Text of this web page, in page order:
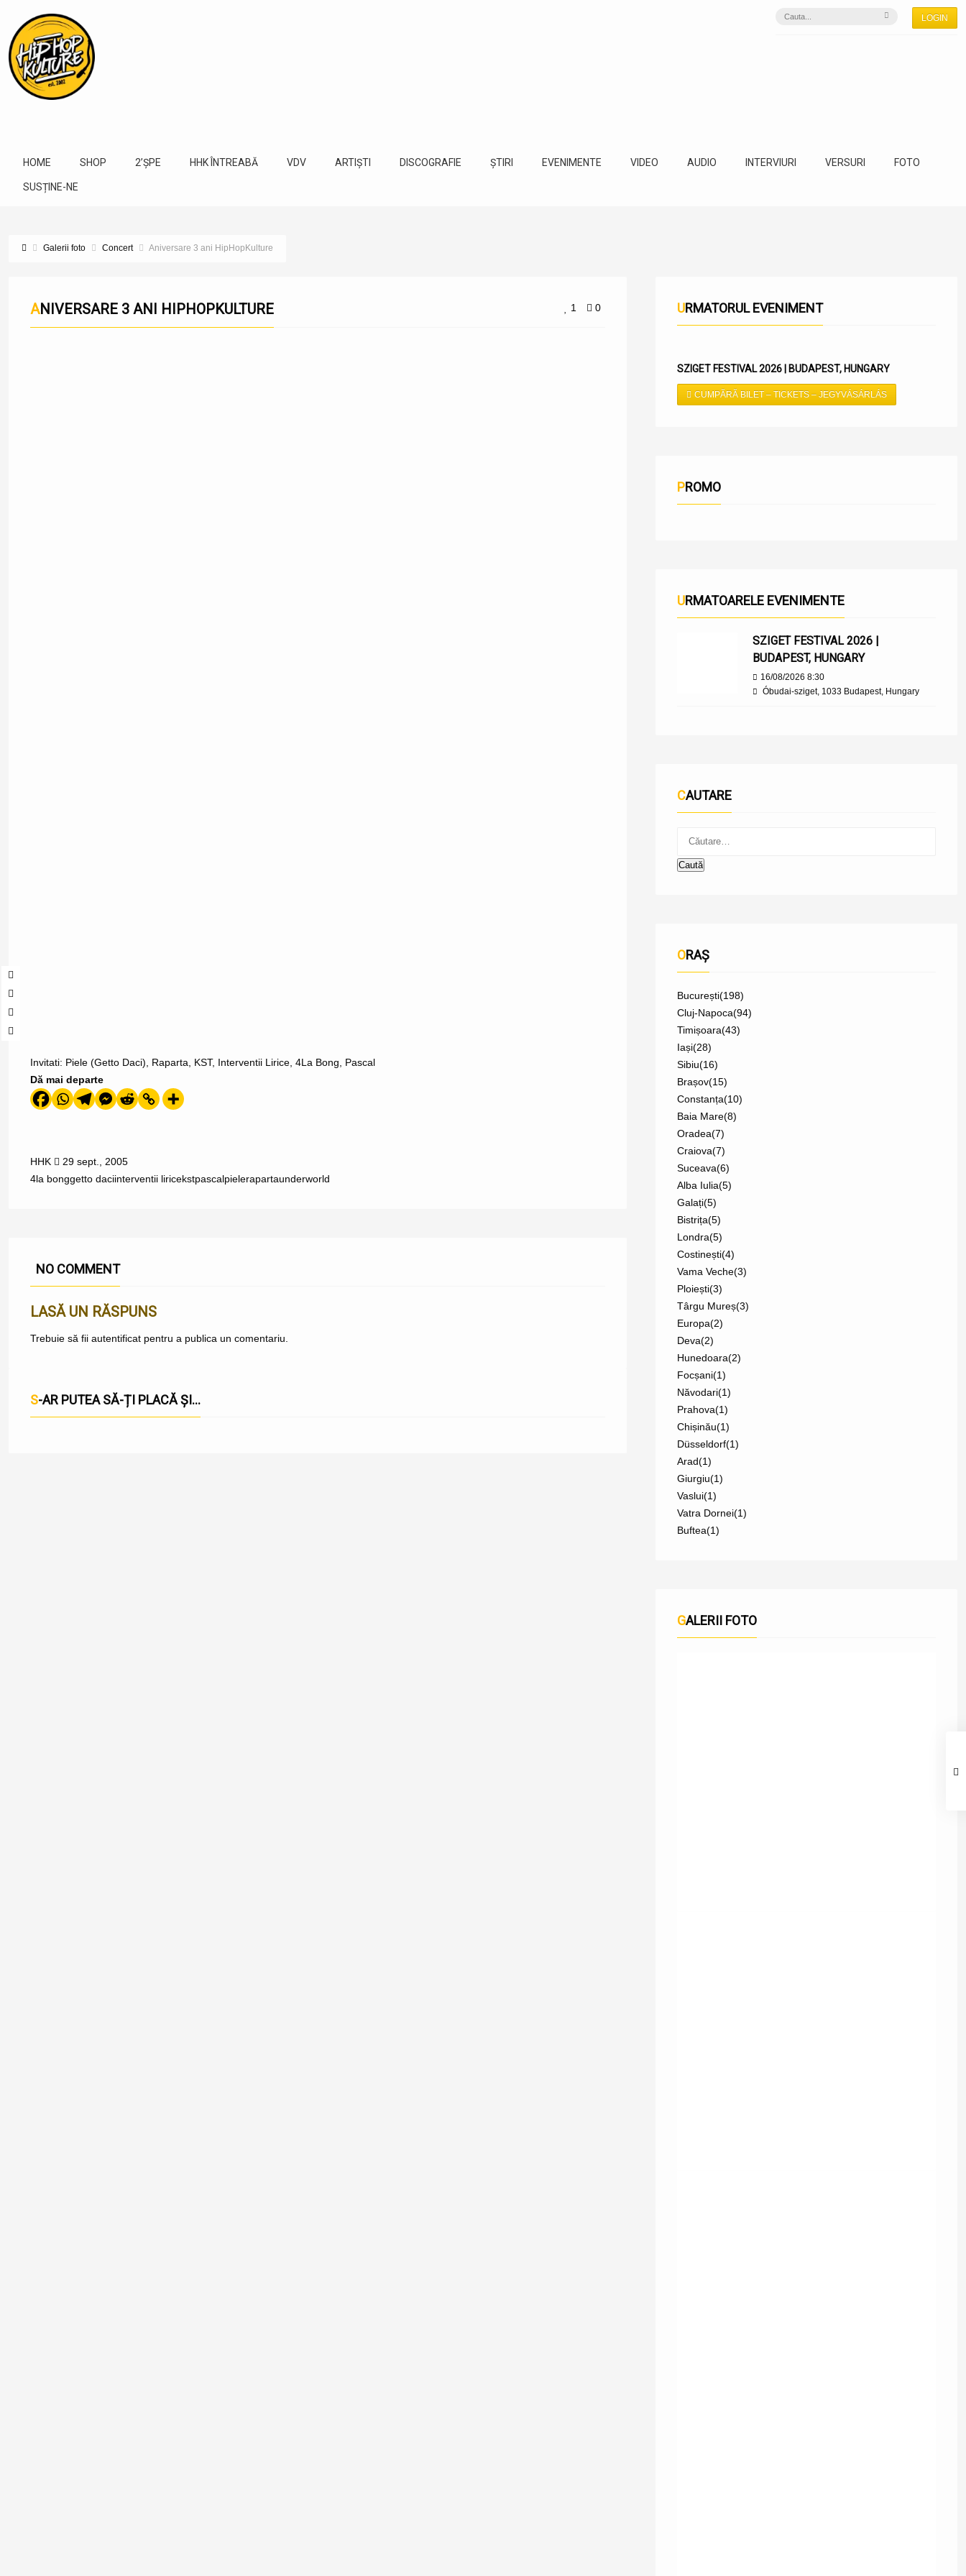
LOGIN
HOME SHOP 2’ȘPE HHK ÎNTREABĂ VDV ARTIȘTI DISCOGRAFIE ȘTIRI EVENIMENTE VIDEO AUDIO INTERVIURI VERSURI FOTO
SUSȚINE-NE
Galerii foto Concert Aniversare 3 ani HipHopKulture
1 0
ANIVERSARE 3 ANI HIPHOPKULTURE
Invitati: Piele (Getto Daci), Raparta, KST, Interventii Lirice, 4La Bong, Pascal
Dă mai departe
HHK
29 sept., 2005
4la bonggetto daciinterventii liricekstpascalpielerapartaunderworld
NO COMMENT
LASĂ UN RĂSPUNS
Trebuie să fii autentificat pentru a publica un comentariu.
S-AR PUTEA SĂ-ȚI PLACĂ ȘI...
URMATORUL EVENIMENT
SZIGET FESTIVAL 2026 | BUDAPEST, HUNGARY
CUMPĂRĂ BILET – TICKETS – JEGYVÁSÁRLÁS
PROMO
URMATOARELE EVENIMENTE
SZIGET FESTIVAL 2026 |
BUDAPEST, HUNGARY
16/08/2026 8:30
Óbudai-sziget, 1033 Budapest, Hungary
CAUTARE
ORAȘ
București(198)
Cluj-Napoca(94)
Timișoara(43)
Iași(28)
Sibiu(16)
Brașov(15)
Constanța(10)
Baia Mare(8)
Oradea(7)
Craiova(7)
Suceava(6)
Alba Iulia(5)
Galați(5)
Bistrița(5)
Londra(5)
Costinești(4)
Vama Veche(3)
Ploiești(3)
Târgu Mureș(3)
Europa(2)
Deva(2)
Hunedoara(2)
Focșani(1)
Năvodari(1)
Prahova(1)
Chișinău(1)
Düsseldorf(1)
Arad(1)
Giurgiu(1)
Vaslui(1)
Vatra Dornei(1)
Buftea(1)
GALERII FOTO